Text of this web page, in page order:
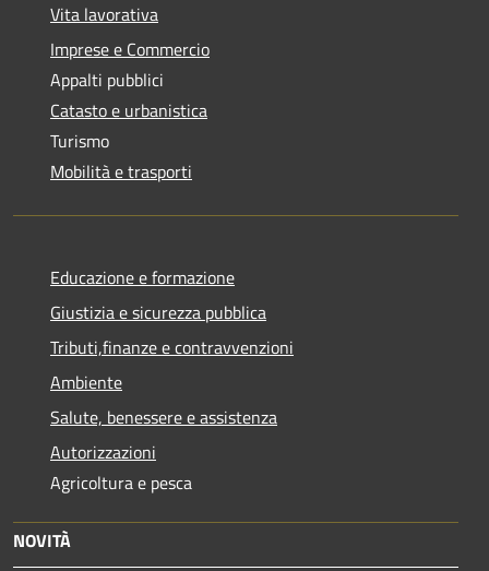
Vita lavorativa
Imprese e Commercio
Appalti pubblici
Catasto e urbanistica
Turismo
Mobilità e trasporti
Educazione e formazione
Giustizia e sicurezza pubblica
Tributi,finanze e contravvenzioni
Ambiente
Salute, benessere e assistenza
Autorizzazioni
Agricoltura e pesca
NOVITÀ